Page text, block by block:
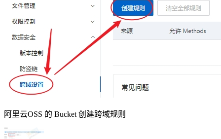
阿里云OSS 的 Bucket 创建跨域规则